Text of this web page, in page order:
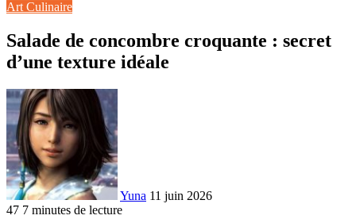
Art Culinaire
Salade de concombre croquante : secret
d’une texture idéale
Yuna 11 juin 2026
47 7 minutes de lecture